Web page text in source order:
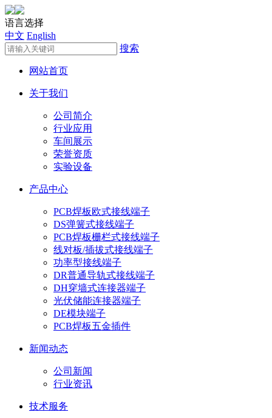
语言选择
中文 English
搜索
网站首页
关于我们
公司简介
行业应用
车间展示
荣誉资质
实验设备
产品中心
PCB焊板欧式接线端子
DS弹簧式接线端子
PCB焊板栅栏式接线端子
线对板/插拔式接线端子
功率型接线端子
DR普通导轨式接线端子
DH穿墙式连接器端子
光伏储能连接器端子
DE模块端子
PCB焊板五金插件
新闻动态
公司新闻
行业资讯
技术服务